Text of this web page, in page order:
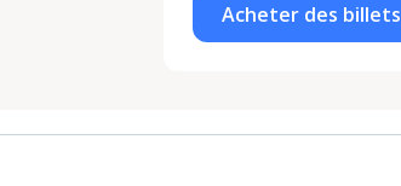
Acheter des billets